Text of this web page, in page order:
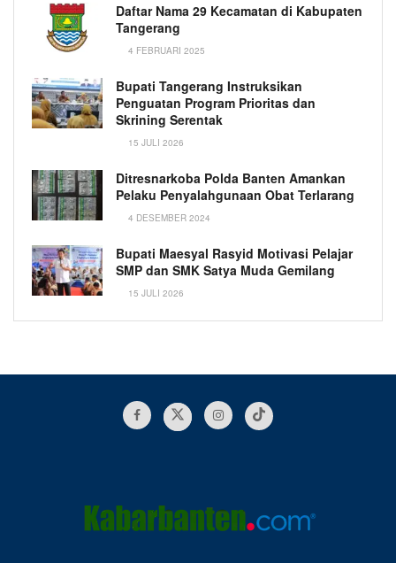
Daftar Nama 29 Kecamatan di Kabupaten
Tangerang
4 FEBRUARI 2025
Bupati Tangerang Instruksikan
Penguatan Program Prioritas dan
Skrining Serentak
15 JULI 2026
Ditresnarkoba Polda Banten Amankan
Pelaku Penyalahgunaan Obat Terlarang
4 DESEMBER 2024
Bupati Maesyal Rasyid Motivasi Pelajar
SMP dan SMK Satya Muda Gemilang
15 JULI 2026